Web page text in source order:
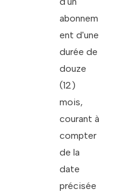
abonnem
ent d'une
durée de
douze
(12)
mois,
courant à
compter
de la
date
précisée